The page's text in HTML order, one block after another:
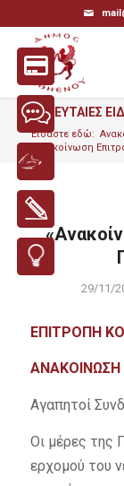
ΤΕΛΕΥΤΑΙΕΣ
Είσαστε εδώ:
«Ανακοίνωση
29/11/
ΕΠΙΤΡΟΠΗ
ΑΝΑΚΟΙΝΩΣΗ
Αγαπητοί
Οι μέρες της
ερχομού του